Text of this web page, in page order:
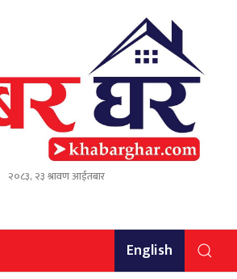
२०८३, २३ श्रावण आईतबार
English